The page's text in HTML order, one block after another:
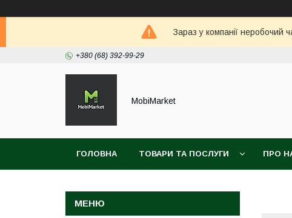
Зараз у компанії неробочий
+380 (68) 392-99-29
MobiMarket
ГОЛОВНА ТОВАРИ ТА ПОСЛУГИ ПРО